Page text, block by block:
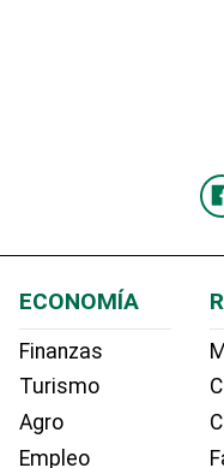
ECONOMÍA
Finanzas
Turismo
Agro
Empleo